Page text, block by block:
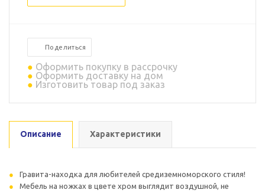
Поделиться
Оформить покупку в рассрочку
Оформить доставку на дом
Изготовить товар под заказ
Описание Характеристики
Гравита-находка для любителей средиземноморского стиля!
Мебель на ножках в цвете хром выглядит воздушной, не